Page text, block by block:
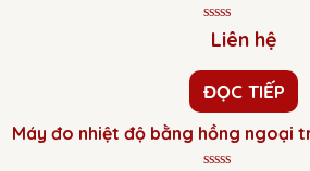
Được
xếp
5
sao
Liên hệ
ĐỌC TIẾP
Máy đo nhiệt độ bằng hồng ngoại